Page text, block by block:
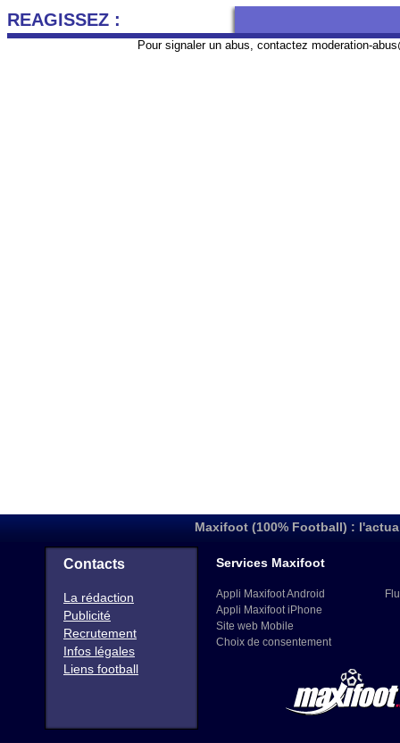
REAGISSEZ :
Pour signaler un abus, contactez moderation-
Maxifoot (100% Football) :
Contacts
La rédaction
Publicité
Recrutement
Infos légales
Liens football
Services Maxifoot
Appli Maxifoot Android
Appli Maxifoot iPhone
Site web Mobile
Choix de consentement